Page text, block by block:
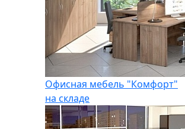
Офисная мебель "Комфорт"
на складе